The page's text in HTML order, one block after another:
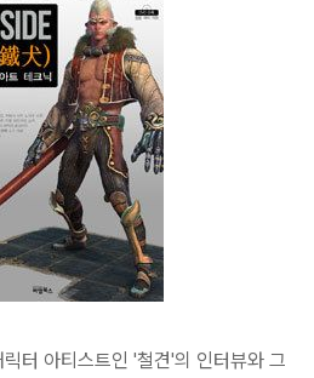
터 아티스트인 '철견'의 인터뷰와 그